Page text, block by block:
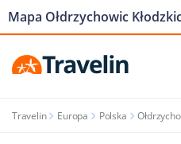
Travelin Europa Polska
Mapa Ołdrzychowic